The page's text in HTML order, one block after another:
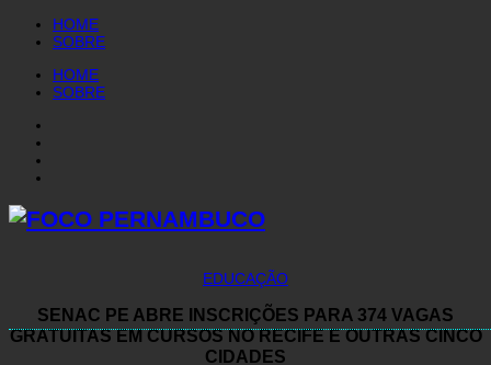
HOME
SOBRE
HOME
SOBRE
EDUCAÇÃO
SENAC PE ABRE INSCRIÇÕES PARA 374 VAGAS
GRATUITAS EM CURSOS NO RECIFE E OUTRAS CINCO
CIDADES